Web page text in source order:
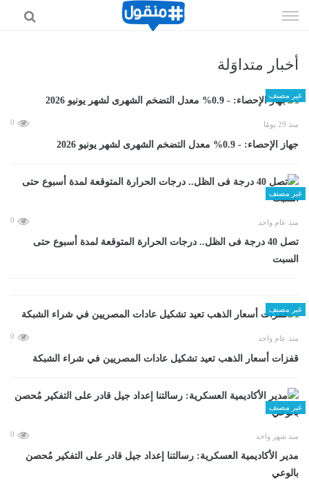
الى
أخبار متداوَلة
غير مصنف
منذ 29 يومًا 0
جهاز الإحصاء: - 0.9% معدل التضخم الشهرى لشهر يونيو 2026
غير مصنف
منذ عام واحد 0
تصل 40 درجة فى الظل.. درجات الحرارة المتوقعة لمدة أسبوع حتى
السبت
غير مصنف
منذ عام واحد 0
قفزات أسعار الذهب تعيد تشكيل عادات المصريين في شراء الشبكة
غير مصنف
منذ شهر واحد 0
مدير الأكاديمية العسكرية: رسالتنا إعداد جيل قادر على التفكير مُحصن
بالوعي